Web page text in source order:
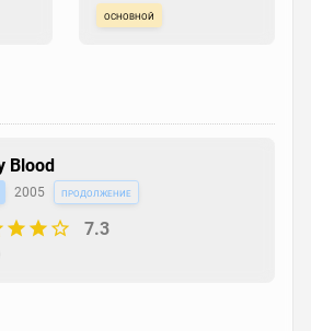
основной
Blood
2005 продолжение
7.3